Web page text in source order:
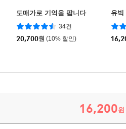
도매가로 기억을 팝니다
34건
20,700원 (10% 할인)
유빅
16,200원